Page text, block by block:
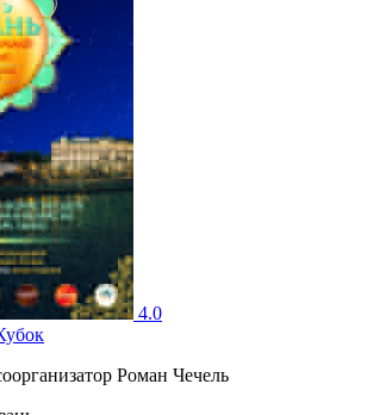
4.0
Роман Чечель